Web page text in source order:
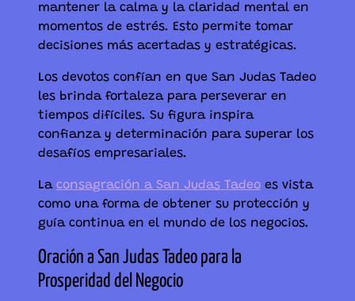
mantener la calma y la claridad mental en
momentos de estrés. Esto permite tomar
decisiones más acertadas y estratégicas.
Los devotos confían en que San Judas Tadeo
les brinda fortaleza para perseverar en
tiempos difíciles. Su figura inspira
confianza y determinación para superar los
desafíos empresariales.
La consagración a San Judas Tadeo es vista
como una forma de obtener su protección y
guía continua en el mundo de los negocios.
Oración a San Judas Tadeo para la
Prosperidad del Negocio